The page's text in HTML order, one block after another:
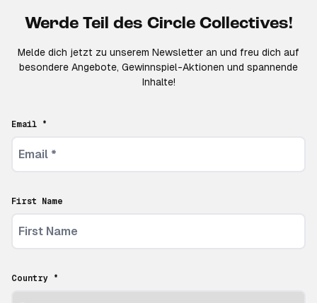
Werde Teil des Circle Collectives!
Melde dich jetzt zu unserem Newsletter an und freu dich auf
besondere Angebote, Gewinnspiel-Aktionen und spannende
Inhalte!
Email *
First Name
Country *